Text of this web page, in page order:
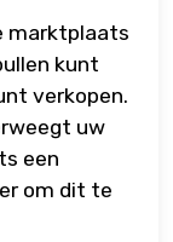
marktplaats
kunt
verkopen.
uw
een
om dit te